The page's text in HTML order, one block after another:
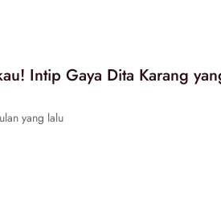
Intip Gaya Dita Karang
yang lalu